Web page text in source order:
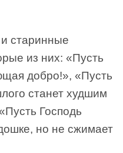
старинные
из них: «Пусть
добро!», «Пусть
станет худшим
Господь
но не сжимает